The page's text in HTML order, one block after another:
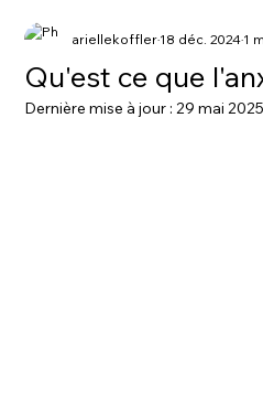
Qu'est ce que
ariellekoffler18 déc. 20241
Dernière mise à jour :29 mai 2025